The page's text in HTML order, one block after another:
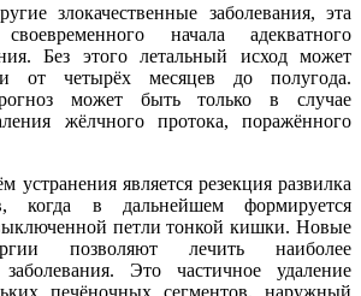
злокачественные заболевания, эта
начала адекватного
Без этого летальный исход может
от четырёх месяцев до полугода.
может быть только в случае
жёлчного протока, поражённого
является резекция развилка
когда в дальнейшем формируется
петли тонкой кишки. Новые
позволяют лечить наиболее
Это частичное удаление
печёночных сегментов, наружный